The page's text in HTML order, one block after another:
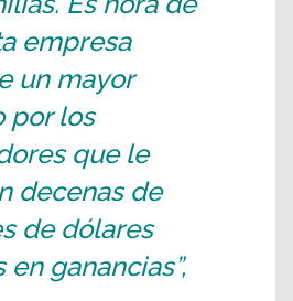
empresa
un mayor
por los
que le
decenas de
de dólares
en ganancias”,